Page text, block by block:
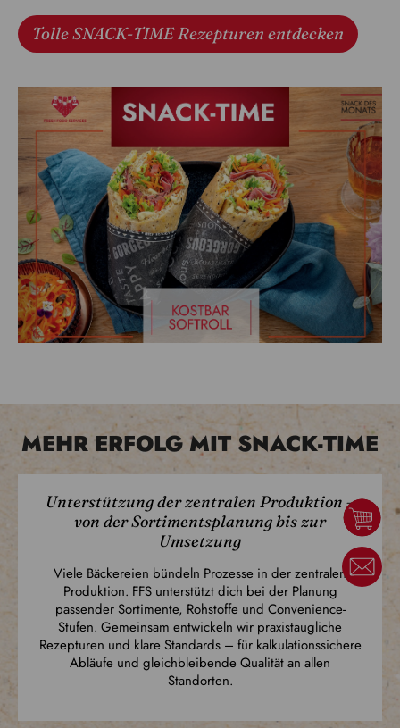
Tolle SNACK-TIME Rezepturen entdecken
MEHR ERFOLG MIT SNACK-TIME
Unterstützung der zentralen Produktion –
von der Sortimentsplanung bis zur
Umsetzung
Viele Bäckereien bündeln Prozesse in der zentralen
Produktion. FFS unterstützt dich bei der Planung
passender Sortimente, Rohstoffe und Convenience-
Stufen. Gemeinsam entwickeln wir praxistaugliche
Rezepturen und klare Standards – für kalkulationssichere
Abläufe und gleichbleibende Qualität an allen
Standorten.